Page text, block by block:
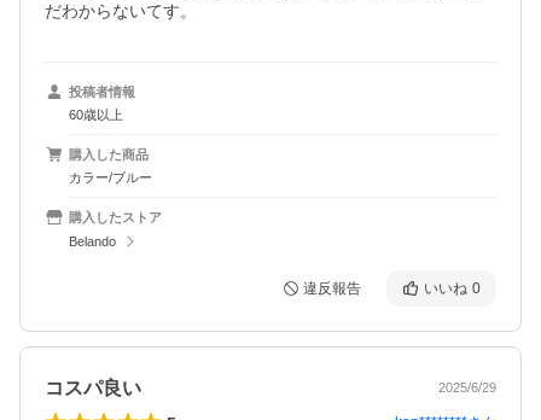
だわからないてす。
投稿者情報
60歳以上
購入した商品
カラー/ブルー
購入したストア
Belando
違反報告 いいね 0
コスパ良い 2025/6/29